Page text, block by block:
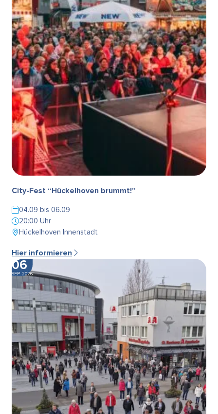
City-Fest “Hückelhoven brummt!”
04.09 bis 06.09
20:00 Uhr
Hückelhoven Innenstadt
Hier informieren
06
SEP. 2026